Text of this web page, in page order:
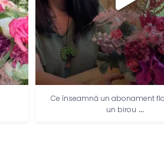
Ce înseamnă un abonament
un birou ...